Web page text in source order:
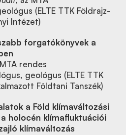
(ELTE TTK Földrajz-
Intézet)
forgatókönyvek a
rendes
geológus (ELTE TTK
Földtani Tanszék)
a Föld klímaváltozási
holocén klímafluktuációi
klímaváltozás